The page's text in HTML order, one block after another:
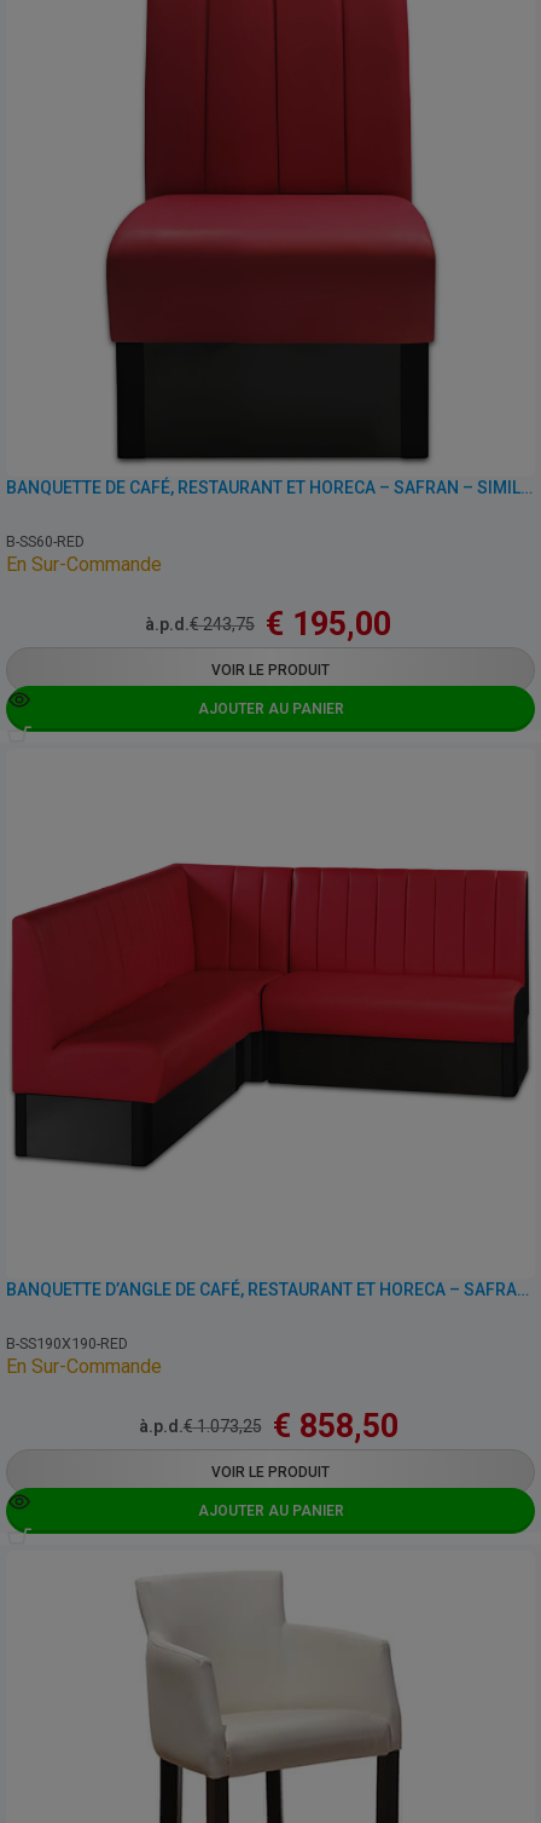
BANQUETTE DE CAFÉ, RESTAURANT ET HORECA – SAFRAN – SIMILI CUIR
B-SS60-RED
En Sur-Commande
à.p.d.€243,75 € 195,00
VOIR LE PRODUIT
AJOUTER AU PANIER
BANQUETTE D’ANGLE DE CAFÉ, RESTAURANT ET HORECA – SAFRAN – SIMILI CUIR
B-SS190X190-RED
En Sur-Commande
à.p.d.€1.073,25 € 858,50
VOIR LE PRODUIT
AJOUTER AU PANIER